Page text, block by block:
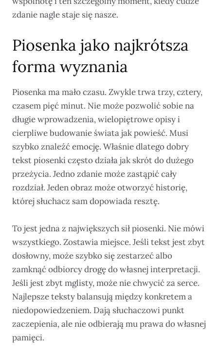
zdanie nagle staje się nasze.
Piosenka jako najkrótsza
forma wyznania
Piosenka ma mało czasu. Zwykle trwa trzy, cztery,
czasem pięć minut. Nie może pozwolić sobie na
długie wprowadzenia, wielopiętrowe opisy i
cierpliwe budowanie świata jak powieść. Musi
szybko znaleźć emocję. Właśnie dlatego dobry
tekst piosenki często działa jak skrót do dużego
przeżycia. Jedno zdanie może zastąpić cały
rozdział. Jeden obraz może otworzyć historię,
której słuchacz sam dopowiada resztę.
To jest jedna z największych sił piosenki. Nie mówi
wszystkiego. Zostawia miejsce. Jeśli tekst jest zbyt
dosłowny, może szybko się zestarzeć albo
zamknąć odbiorcy drogę do własnej interpretacji.
Jeśli jest zbyt mglisty, może nie chwycić za serce.
Najlepsze teksty balansują między konkretem a
niedopowiedzeniem. Dają słuchaczowi punkt
zaczepienia, ale nie odbierają mu prawa do własnej
pamięci.